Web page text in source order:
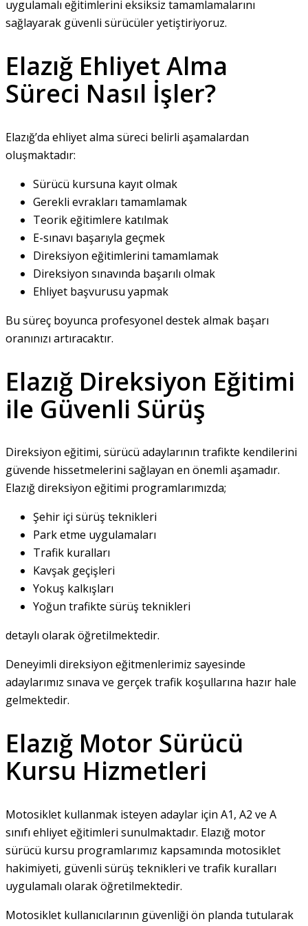
uygulamalı eğitimlerini eksiksiz tamamlamalarını
sağlayarak güvenli sürücüler yetiştiriyoruz.
Elazığ Ehliyet Alma
Süreci Nasıl İşler?
Elazığ’da ehliyet alma süreci belirli aşamalardan
oluşmaktadır:
Sürücü kursuna kayıt olmak
Gerekli evrakları tamamlamak
Teorik eğitimlere katılmak
E-sınavı başarıyla geçmek
Direksiyon eğitimlerini tamamlamak
Direksiyon sınavında başarılı olmak
Ehliyet başvurusu yapmak
Bu süreç boyunca profesyonel destek almak başarı
oranınızı artıracaktır.
Elazığ Direksiyon Eğitimi
ile Güvenli Sürüş
Direksiyon eğitimi, sürücü adaylarının trafikte kendilerini
güvende hissetmelerini sağlayan en önemli aşamadır.
Elazığ direksiyon eğitimi programlarımızda;
Şehir içi sürüş teknikleri
Park etme uygulamaları
Trafik kuralları
Kavşak geçişleri
Yokuş kalkışları
Yoğun trafikte sürüş teknikleri
detaylı olarak öğretilmektedir.
Deneyimli direksiyon eğitmenlerimiz sayesinde
adaylarımız sınava ve gerçek trafik koşullarına hazır hale
gelmektedir.
Elazığ Motor Sürücü
Kursu Hizmetleri
Motosiklet kullanmak isteyen adaylar için A1, A2 ve A
sınıfı ehliyet eğitimleri sunulmaktadır. Elazığ motor
sürücü kursu programlarımız kapsamında motosiklet
hakimiyeti, güvenli sürüş teknikleri ve trafik kuralları
uygulamalı olarak öğretilmektedir.
Motosiklet kullanıcılarının güvenliği ön planda tutularak